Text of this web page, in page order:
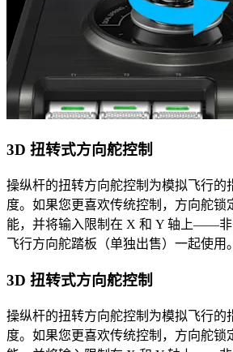
3D 扭转式方向舵控制
操纵杆的扭转方向舵控制为模拟飞行的
度。如果您更喜欢传统控制，方向舵锁
能，并将输入限制在 X 和 Y 轴上——非
飞行方向舵踏板（单独出售）一起使用。
3D 扭转式方向舵控制
操纵杆的扭转方向舵控制为模拟飞行的
度。如果您更喜欢传统控制，方向舵锁